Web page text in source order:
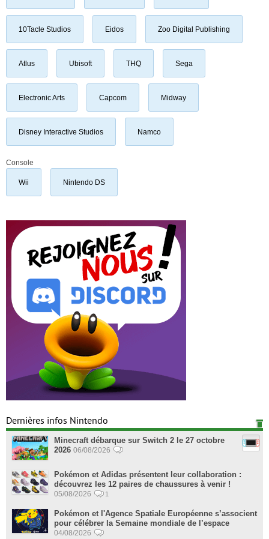
10Tacle Studios Eidos Zoo Digital Publishing
Atlus Ubisoft THQ Sega
Electronic Arts Capcom Midway
Disney Interactive Studios Namco
Console
Wii Nintendo DS
Dernières infos Nintendo
Minecraft débarque sur Switch 2 le 27 octobre
2026 06/08/2026
Pokémon et Adidas présentent leur collaboration :
découvrez les 12 paires de chaussures à venir !
05/08/2026 1
Pokémon et l'Agence Spatiale Européenne s’associent
pour célébrer la Semaine mondiale de l’espace
04/08/2026